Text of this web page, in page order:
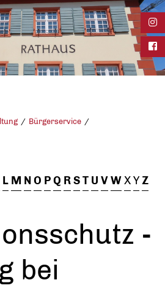
Bürgerservice
L M NO PQ RST U VWXYZ
-
bei